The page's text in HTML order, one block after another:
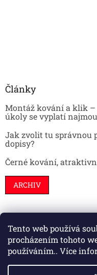
Tento web používá
procházením tohoto
používáním.. Více
Články
Montáž kování a klik –
úkoly se vyplatí
Jak zvolit tu správnou
dopisy?
Černé kování,
ARCHIV
Stavební